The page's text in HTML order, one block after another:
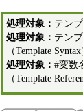
処理対象： テン
処理対象： テン
（Template Syntax
処理対象： #変
（Template